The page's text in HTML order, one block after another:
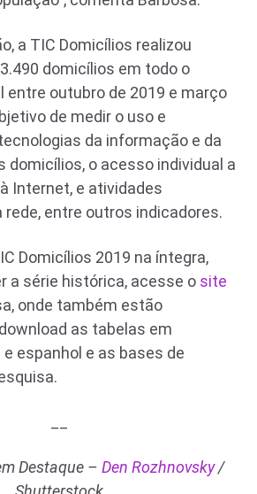
a TIC Domicílios realizou
domicílios em todo o
entre outubro de 2019 e março
de medir o uso e
da informação e da
domicílios, o acesso individual a
Internet, e atividades
rede, entre outros indicadores.
Domicílios 2019 na íntegra,
a série histórica, acesse o site
onde também estão
as tabelas em
espanhol e as bases de
Destaque – Den Rozhnovsky/